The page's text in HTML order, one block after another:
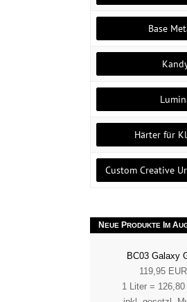
Base
Härter für
Custom Creative
NEUE PRODUKTE M A
BC03 Galaxy
119,95 EUR
1 Liter = 126,80